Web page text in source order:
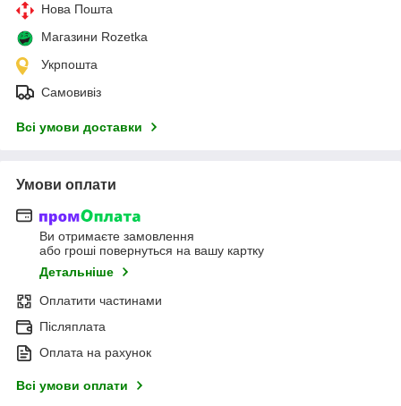
Нова Пошта
Магазини Rozetka
Укрпошта
Самовивіз
Всі умови доставки
Умови оплати
Ви отримаєте замовлення
або гроші повернуться на вашу картку
Детальніше
Оплатити частинами
Післяплата
Оплата на рахунок
Всі умови оплати